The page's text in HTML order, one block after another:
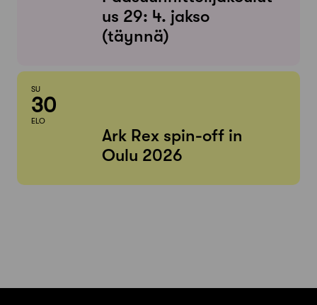
us 29: 4. jakso
(täynnä)
SU
30
ELO
Ark Rex spin-off in
Oulu 2026